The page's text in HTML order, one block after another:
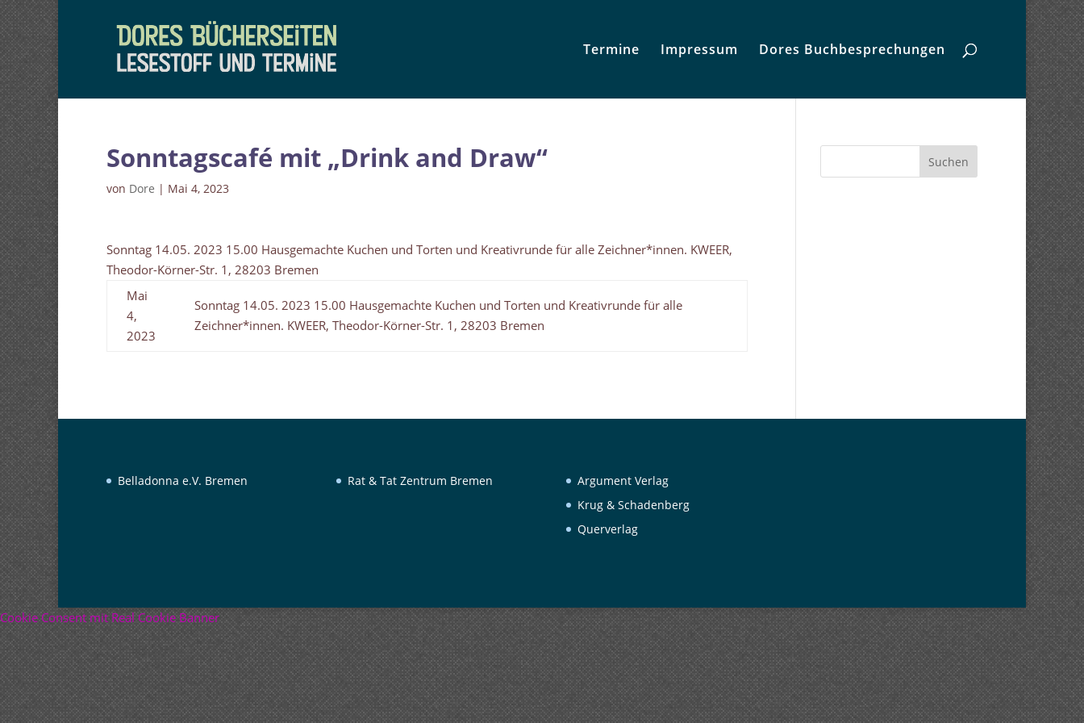
Termine Impressum Dores Buchbesprechungen
Sonntagscafé mit „Drink and Draw“
von Dore | Mai 4, 2023
Sonntag 14.05. 2023 15.00 Hausgemachte Kuchen und Torten und Kreativrunde für alle Zeichner*innen. KWEER,
Theodor-Körner-Str. 1, 28203 Bremen
Mai
4,
2023
Sonntag 14.05. 2023 15.00 Hausgemachte Kuchen und Torten und Kreativrunde für alle
Zeichner*innen. KWEER, Theodor-Körner-Str. 1, 28203 Bremen
Suchen
Belladonna e.V. Bremen Rat & Tat Zentrum Bremen
Argument Verlag
Krug & Schadenberg
Querverlag
Cookie Consent mit Real Cookie Banner